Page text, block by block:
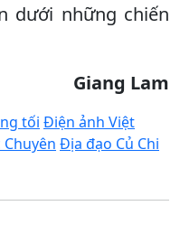
dưới những chiến
Giang Lam
tối Điện ảnh Việt
Chuyên Địa đạo Củ Chi